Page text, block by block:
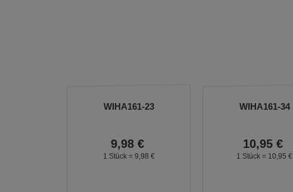
WIHA161-23
9,98 €
1 Stück = 9, 98 €
WIHA161-34
10,95 €
1 Stück = 10, 95 €